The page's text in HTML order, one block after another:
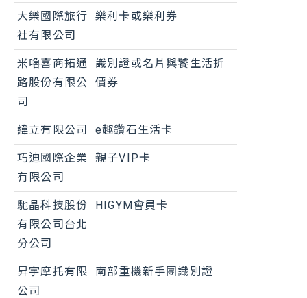
大樂國際旅行
社有限公司
樂利卡或樂利券
米嚕喜商拓通
路股份有限公
司
識別證或名片與饕生活折
價券
緯立有限公司 e趣鑽石生活卡
巧迪國際企業
有限公司
親子VIP卡
馳晶科技股份
有限公司台北
分公司
HIGYM會員卡
昇宇摩托有限
公司
南部重機新手團識別證